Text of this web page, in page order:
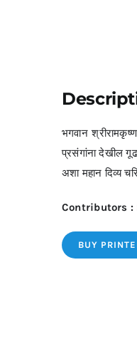
भगवान
प्रसंगांना देखील
अशा महान दिव्य
Contributors :
BUY